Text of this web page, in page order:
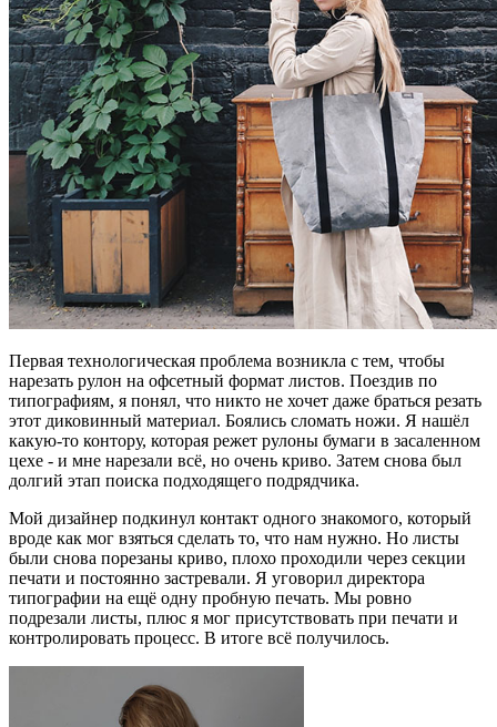
Первая технологическая проблема возникла с тем, чтобы
нарезать рулон на офсетный формат листов. Поездив по
типографиям, я понял, что никто не хочет даже браться резать
этот диковинный материал. Боялись сломать ножи. Я нашёл
какую-то контору, которая режет рулоны бумаги в засаленном
цехе - и мне нарезали всё, но очень криво. Затем снова был
долгий этап поиска подходящего подрядчика.
Мой дизайнер подкинул контакт одного знакомого, который
вроде как мог взяться сделать то, что нам нужно. Но листы
были снова порезаны криво, плохо проходили через секции
печати и постоянно застревали. Я уговорил директора
типографии на ещё одну пробную печать. Мы ровно
подрезали листы, плюс я мог присутствовать при печати и
контролировать процесс. В итоге всё получилось.